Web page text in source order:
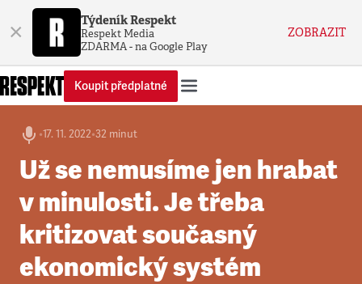
× Týdeník Respekt
Respekt Media
ZDARMA - na Google Play
ZOBRAZIT
Koupit předplatné
•17. 11. 2022•32 minut
Už se nemusíme jen hrabat
v minulosti. Je třeba
kritizovat současný
ekonomický systém